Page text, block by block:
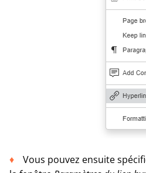
Vous pouvez ensuite